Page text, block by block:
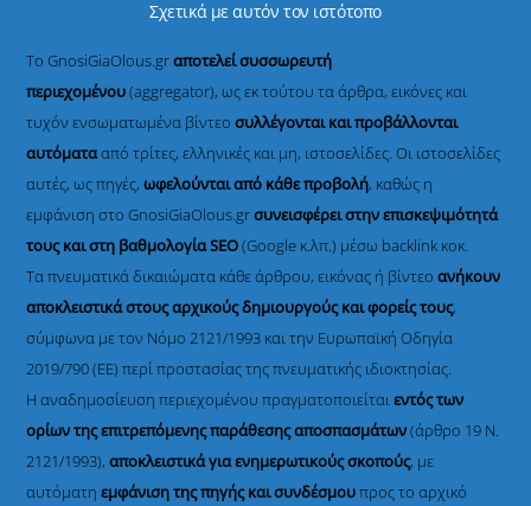
Σχετικά με αυτόν τον ιστότοπο
Το GnosiGiaOlous.grαποτελεί συσσωρευτή
περιεχομένου(aggregator), ως εκ τούτου τα άρθρα, εικόνες και
τυχόν ενσωματωμένα βίντεοσυλλέγονται και προβάλλονται
αυτόματααπό τρίτες, ελληνικές και μη, ιστοσελίδες. Οι ιστοσελίδες
αυτές, ως πηγές,ωφελούνται από κάθε προβολή, καθώς η
εμφάνιση στο GnosiGiaOlous.grσυνεισφέρει στην επισκεψιμότητά
τους και στη βαθμολογία SEO(Google κ.λπ.) μέσω backlink κοκ.
Τα πνευματικά δικαιώματα κάθε άρθρου, εικόνας ή βίντεοανήκουν
αποκλειστικά στους αρχικούς δημιουργούς και φορείς τους,
σύμφωνα με τον Νόμο 2121/1993 και την Ευρωπαϊκή Οδηγία
2019/790 (ΕΕ) περί προστασίας της πνευματικής ιδιοκτησίας.
Η αναδημοσίευση περιεχομένου πραγματοποιείταιεντός των
ορίων της επιτρεπόμενης παράθεσης αποσπασμάτων(άρθρο 19 Ν.
2121/1993), αποκλειστικά για ενημερωτικούς σκοπούς, με
αυτόματηεμφάνιση της πηγής και συνδέσμουπρος το αρχικό